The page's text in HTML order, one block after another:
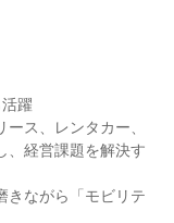
躍
ス、レンタカー、
、経営課題を解決す
きながら「モビリテ